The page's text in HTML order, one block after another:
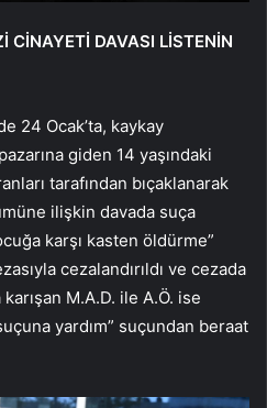
DAVASI LİSTENİN
24 Ocak’ta, kaykay
giden 14 yaşındaki
tarafından bıçaklanarak
ilişkin davada suça
karşı kasten öldürme”
cezalandırıldı ve cezada
M.A.D. ile A.Ö. ise
yardım” suçundan beraat